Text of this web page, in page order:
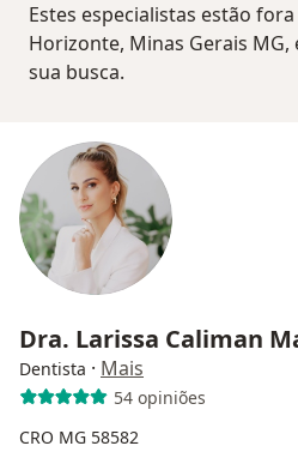
Estes especialistas estão
Horizonte, Minas Gerais MG,
sua busca.
Dra. Larissa Caliman
Dentista · Mais
54 opiniões
CRO MG 58582